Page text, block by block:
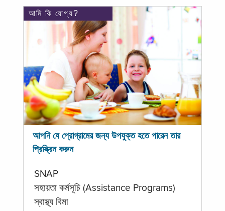
আমি কি যোগ্য?
আপনি যে প্রোগ্রামের জন্য উপযুক্ত হতে পারেন তার
প্রিস্ক্রিন করুন
SNAP
সহায়তা কর্মসূচি (Assistance Programs)
স্বাস্থ্য বিমা